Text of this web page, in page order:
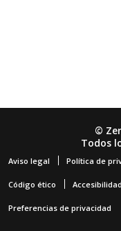
©
Todos
Aviso legal Política de
Código ético Accesibilidad
Preferencias de privacidad